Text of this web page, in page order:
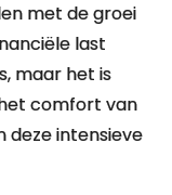
met de groei
last
maar het is
comfort van
deze intensieve